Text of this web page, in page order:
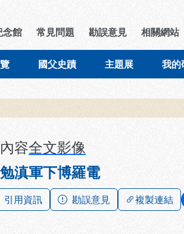
導覽列區塊
念館 常見問題 勘誤意見 相關網站
國父史蹟 主題展 我的
容全文影像
滇軍下博羅電
引用資訊 勘誤意見 複製連結